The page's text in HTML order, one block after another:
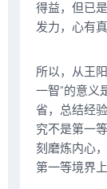
得益，但已
发力，心有
所以，从王
一智”的意义
省，总结经
究不是第一
刻磨炼内心
第一等境界上